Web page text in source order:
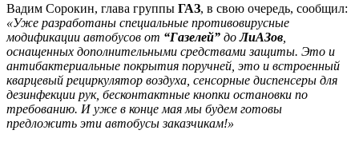
Вадим Сорокин, глава группы ГАЗ, в свою очередь, сообщил:
«Уже разработаны специальные противовирусные
модификации автобусов от “Газелей” доЛиАЗов
оснащенных дополнительными средствами защиты. Это и
антибактериальные покрытия поручней, это и встроенный
кварцевый рециркулятор воздуха, сенсорные диспенсеры для
дезинфекции рук, бесконтактные кнопки остановки по
требованию. И уже в конце мая мы будем готовы
предложить эти автобусы заказчикам!»